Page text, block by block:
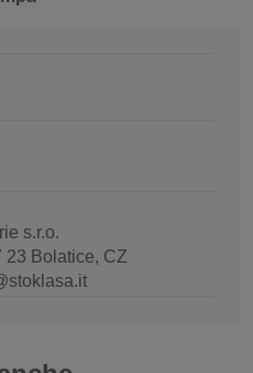
s.r.o.
23 Bolatice, CZ